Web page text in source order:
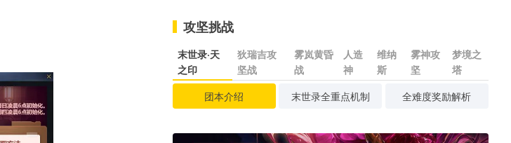
攻坚挑战
末世录·天
之印
狄瑞吉攻
坚战
雾岚黄昏
战
人造
神
维纳
斯
雾神攻
坚
梦境之
塔
团本介绍
末世录全重点机制 全难度奖励解析